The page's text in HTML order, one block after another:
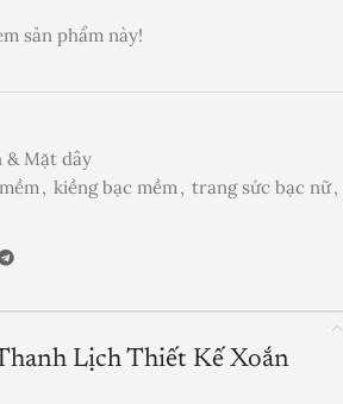
sản phẩm này!
& Mặt dây
, kiềng bạc mềm , trang sức bạc nữ,
Lịch Thiết Kế Xoắn